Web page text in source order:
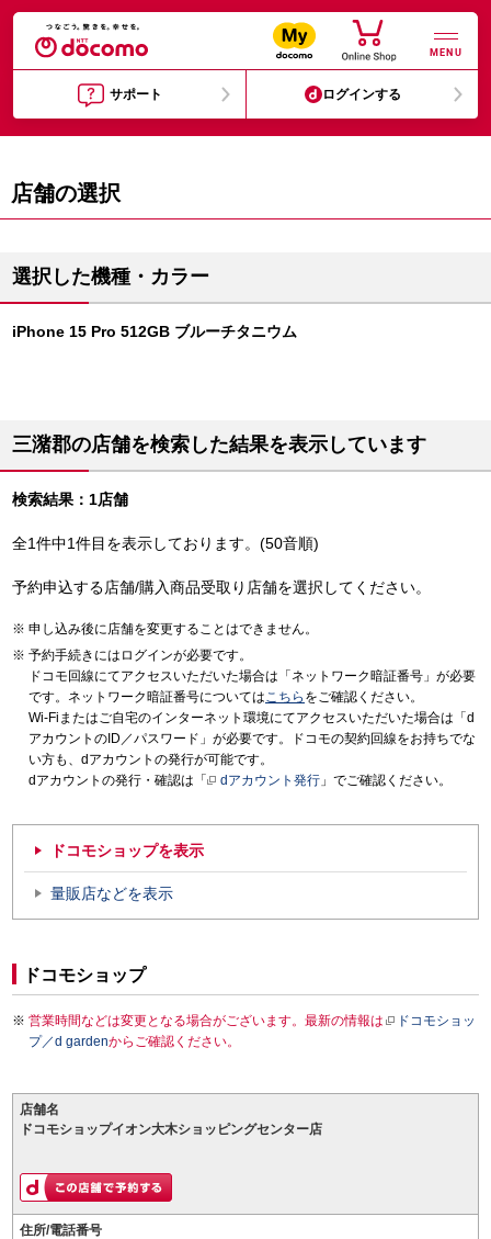
MENU
サポート ログインする
店舗の選択
選択した機種・カラー
iPhone 15 Pro 512GB ブルーチタニウム
三潴郡の店舗を検索した結果を表示しています
検索結果：1店舗
全1件中1件目を表示しております。(50音順)
予約申込する店舗/購入商品受取り店舗を選択してください。
申し込み後に店舗を変更することはできません。
予約手続きにはログインが必要です。
ドコモ回線にてアクセスいただいた場合は「ネットワーク暗証番号」が必要
です。ネットワーク暗証番号についてはこちら をご確認ください。
Wi-Fiまたはご自宅のインターネット環境にてアクセスいただいた場合は「d
アカウントのID／パスワード」が必要です。ドコモの契約回線をお持ちでな
い方も、dアカウントの発行が可能です。
dアカウントの発行・確認は「
dアカウント発行 」でご確認ください。
ドコモショップを表示
量販店などを表示
ドコモショップ
営業時間などは変更となる場合がございます。最新の情報は
ドコモショッ
プ／d gardenからご確認ください。
店舗名
ドコモショップイオン大木ショッピングセンター店
住所/電話番号